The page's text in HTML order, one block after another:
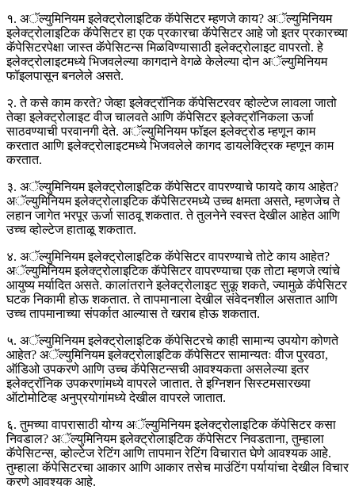
१. अॅल्युमिनियम इलेक्ट्रोलाइटिक कॅपेसिटर म्हणजे काय? अॅल्युमिनियम
इलेक्ट्रोलाइटिक कॅपेसिटर हा एक प्रकारचा कॅपेसिटर आहे जो इतर प्रकारच्या
कॅपेसिटरपेक्षा जास्त कॅपेसिटन्स मिळविण्यासाठी इलेक्ट्रोलाइट वापरतो. हे
इलेक्ट्रोलाइटमध्ये भिजवलेल्या कागदाने वेगळे केलेल्या दोन अॅल्युमिनियम
फॉइलपासून बनलेले असते.
२. ते कसे काम करते? जेव्हा इलेक्ट्रॉनिक कॅपेसिटरवर व्होल्टेज लावला जातो
तेव्हा इलेक्ट्रोलाइट वीज चालवते आणि कॅपेसिटर इलेक्ट्रॉनिकला ऊर्जा
साठवण्याची परवानगी देते. अॅल्युमिनियम फॉइल इलेक्ट्रोड म्हणून काम
करतात आणि इलेक्ट्रोलाइटमध्ये भिजवलेले कागद डायलेक्ट्रिक म्हणून काम
करतात.
३. अॅल्युमिनियम इलेक्ट्रोलाइटिक कॅपेसिटर वापरण्याचे फायदे काय आहेत?
अॅल्युमिनियम इलेक्ट्रोलाइटिक कॅपेसिटरमध्ये उच्च क्षमता असते, म्हणजेच ते
लहान जागेत भरपूर ऊर्जा साठवू शकतात. ते तुलनेने स्वस्त देखील आहेत आणि
उच्च व्होल्टेज हाताळू शकतात.
४. अॅल्युमिनियम इलेक्ट्रोलाइटिक कॅपेसिटर वापरण्याचे तोटे काय आहेत?
अॅल्युमिनियम इलेक्ट्रोलाइटिक कॅपेसिटर वापरण्याचा एक तोटा म्हणजे त्यांचे
आयुष्य मर्यादित असते. कालांतराने इलेक्ट्रोलाइट सुकू शकते, ज्यामुळे कॅपेसिटर
घटक निकामी होऊ शकतात. ते तापमानाला देखील संवेदनशील असतात आणि
उच्च तापमानाच्या संपर्कात आल्यास ते खराब होऊ शकतात.
५. अॅल्युमिनियम इलेक्ट्रोलाइटिक कॅपेसिटरचे काही सामान्य उपयोग कोणते
आहेत? अॅल्युमिनियम इलेक्ट्रोलाइटिक कॅपेसिटर सामान्यतः वीज पुरवठा,
ऑडिओ उपकरणे आणि उच्च कॅपेसिटन्सची आवश्यकता असलेल्या इतर
इलेक्ट्रॉनिक उपकरणांमध्ये वापरले जातात. ते इग्निशन सिस्टमसारख्या
ऑटोमोटिव्ह अनुप्रयोगांमध्ये देखील वापरले जातात.
६. तुमच्या वापरासाठी योग्य अॅल्युमिनियम इलेक्ट्रोलाइटिक कॅपेसिटर कसा
निवडाल? अॅल्युमिनियम इलेक्ट्रोलाइटिक कॅपेसिटर निवडताना, तुम्हाला
कॅपेसिटन्स, व्होल्टेज रेटिंग आणि तापमान रेटिंग विचारात घेणे आवश्यक आहे.
तुम्हाला कॅपेसिटरचा आकार आणि आकार तसेच माउंटिंग पर्यायांचा देखील विचार
करणे आवश्यक आहे.